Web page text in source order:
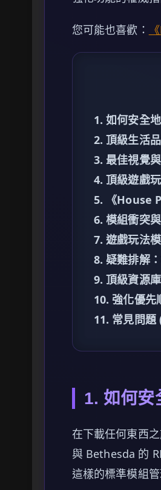
您可能也喜歡：
1. 如何安全
2. 頂級生活
3. 最佳視覺
4. 頂級遊戲
5. 《House
6. 模組衝突
7. 遊戲玩法
8. 疑難排解
9. 頂級資源
10. 強化優先
11. 常見問題
1. 如何
在下載任何東西
與 Bethesda 的
這樣的標準模組